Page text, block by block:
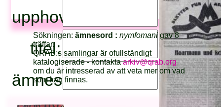
upphovsperson:
titel:
ämnesord:
Sökningen:ämnesord :nymfomani gav 8
träffar.
QRAB:s samlingar är ofullständigt
katalogiserade - kontaktaarkiv@qrab.org
om du är intresserad av att veta mer om vad
som kan finnas.